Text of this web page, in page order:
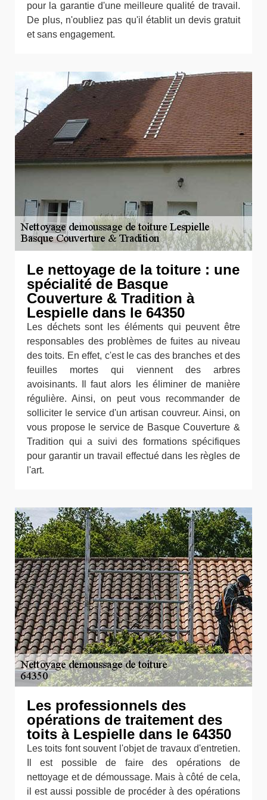
pour la garantie d'une meilleure qualité de travail.
De plus, n'oubliez pas qu'il établit un devis gratuit
et sans engagement.
Le nettoyage de la toiture : une
spécialité de Basque
Couverture & Tradition à
Lespielle dans le 64350
Les déchets sont les éléments qui peuvent être
responsables des problèmes de fuites au niveau
des toits. En effet, c'est le cas des branches et des
feuilles mortes qui viennent des arbres
avoisinants. Il faut alors les éliminer de manière
régulière. Ainsi, on peut vous recommander de
solliciter le service d'un artisan couvreur. Ainsi, on
vous propose le service de Basque Couverture &
Tradition qui a suivi des formations spécifiques
pour garantir un travail effectué dans les règles de
l'art.
Les professionnels des
opérations de traitement des
toits à Lespielle dans le 64350
Les toits font souvent l'objet de travaux d'entretien.
Il est possible de faire des opérations de
nettoyage et de démoussage. Mais à côté de cela,
il est aussi possible de procéder à des opérations